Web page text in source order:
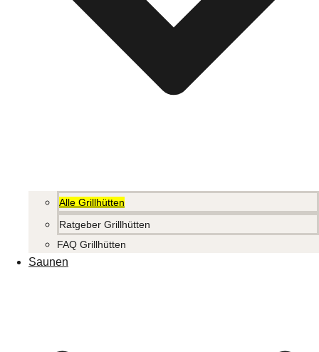
Alle Grillhütten
Ratgeber Grillhütten
FAQ Grillhütten
Saunen